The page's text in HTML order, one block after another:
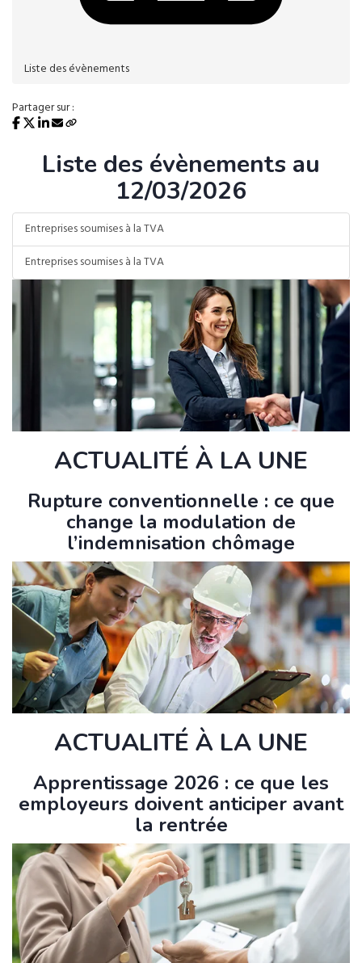
Liste des évènements
Partager sur :
Liste des évènements au
12/03/2026
Entreprises soumises à la TVA
Entreprises soumises à la TVA
ACTUALITÉ À LA UNE
Rupture conventionnelle : ce que
change la modulation de
l’indemnisation chômage
ACTUALITÉ À LA UNE
Apprentissage 2026 : ce que les
employeurs doivent anticiper avant
la rentrée